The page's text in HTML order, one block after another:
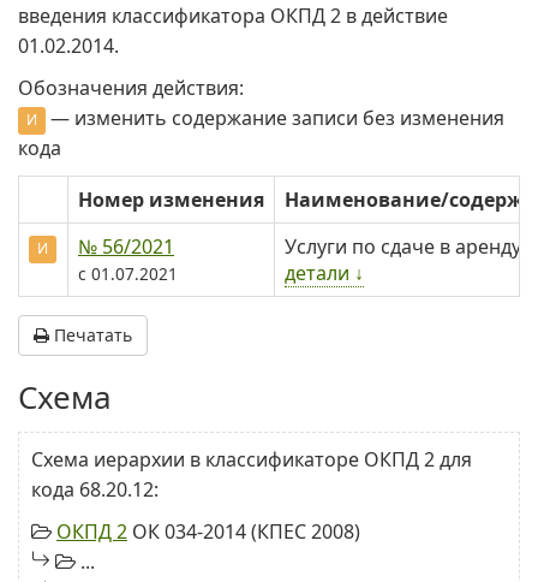
введения классификатора ОКПД 2 в действие
01.02.2014.
Обозначения действия:
И
— изменить содержание записи без изменения
кода
Номер изменения
Наименование/
И № 56/2021
с 01.07.2021
Услуги по сдаче в
детали ↓
Печатать
Схема
Схема иерархии в классификаторе ОКПД 2 для
кода 68.20.12:
ОКПД 2 ОК 034-2014 (КПЕС 2008)
...